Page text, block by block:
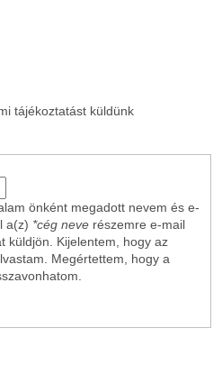
tájékoztatást küldünk
önként megadott nevem és e-
a(z) *cég neverészemre e-mail
küldjön. Kijelentem, hogy az
Megértettem, hogy a